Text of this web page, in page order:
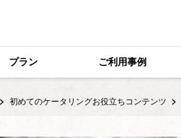
プラン ご利用事例
初めてのケータリングお役立ちコンテンツ